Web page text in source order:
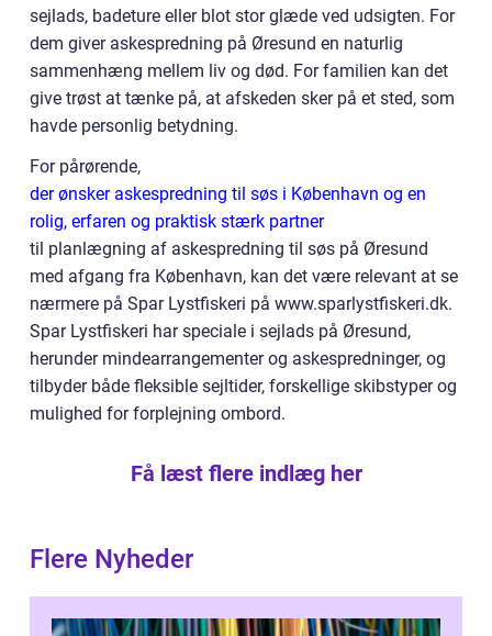
sejlads, badeture eller blot stor glæde ved udsigten. For
dem giver askespredning på Øresund en naturlig
sammenhæng mellem liv og død. For familien kan det
give trøst at tænke på, at afskeden sker på et sted, som
havde personlig betydning.
For pårørende,
der ønsker askespredning til søs i København og en
rolig, erfaren og praktisk stærk partner
til planlægning af askespredning til søs på Øresund
med afgang fra København, kan det være relevant at se
nærmere på Spar Lystfiskeri på www.sparlystfiskeri.dk.
Spar Lystfiskeri har speciale i sejlads på Øresund,
herunder mindearrangementer og askespredninger, og
tilbyder både fleksible sejltider, forskellige skibstyper og
mulighed for forplejning ombord.
Få læst flere indlæg her
Flere Nyheder